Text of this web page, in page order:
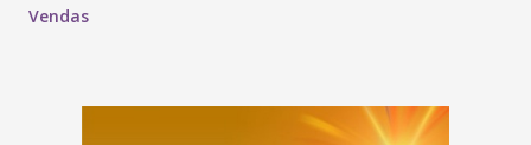
Vendas